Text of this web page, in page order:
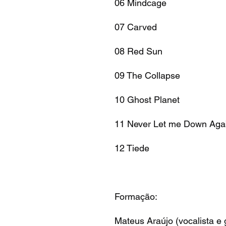
06 Mindcage
07 Carved
08 Red Sun
09 The Collapse
10 Ghost Planet
11 Never Let me Down
12 Tiede
Formação:
Mateus Araújo (vocalista e